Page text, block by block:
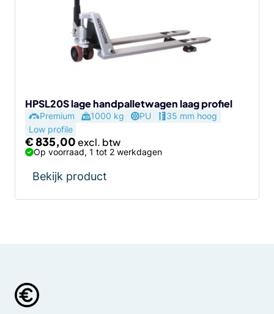
HPSL20S lage handpalletwagen laag profiel
Premium 1000 kg PU
35 mm hoog
Low profile
€835,00
Op voorraad, 1 tot 2 werkdagen
Bekijk product